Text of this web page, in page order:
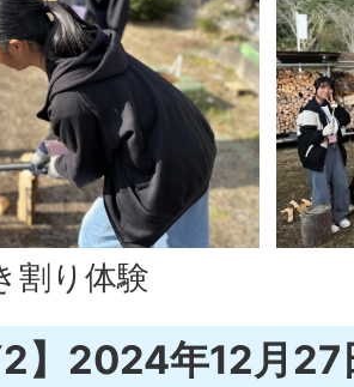
割り体験
】2024年12月